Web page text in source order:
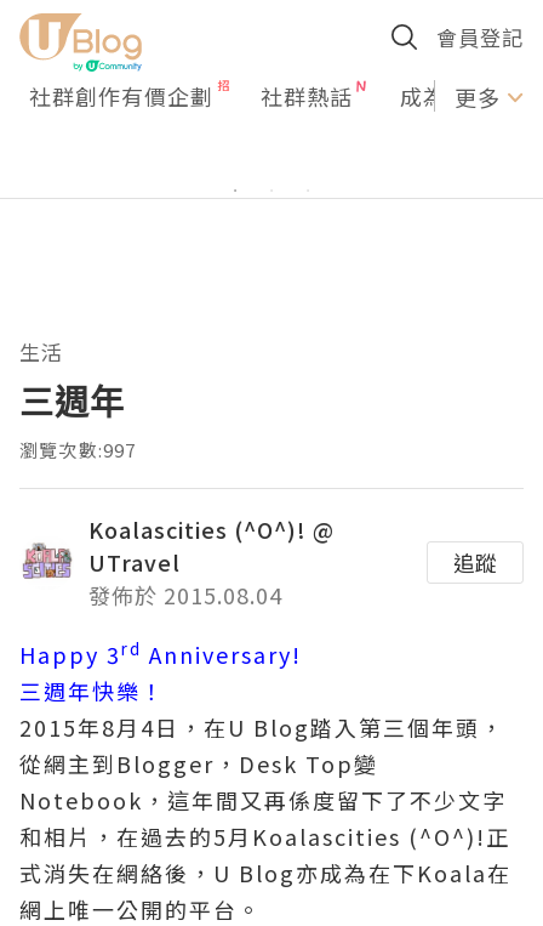
會員登記
社群創作有價企劃 社群熱話 成為U更多
生活
三週年
瀏覽次數:997
Koalascities (^O^)! @
UTravel
發佈於 2015.08.04
追蹤
Happy 3rd Anniversary!
三週年快樂！
2015年8月4日，在U Blog踏入第三個年頭，
從網主到Blogger，Desk Top變
Notebook，這年間又再係度留下了不少文字
和相片，在過去的5月Koalascities (^O^)!正
式消失在網絡後，U Blog亦成為在下Koala在
網上唯一公開的平台。